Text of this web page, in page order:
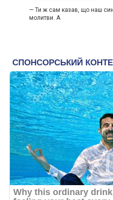
— Ти ж сам казав, що наш
молитви. А